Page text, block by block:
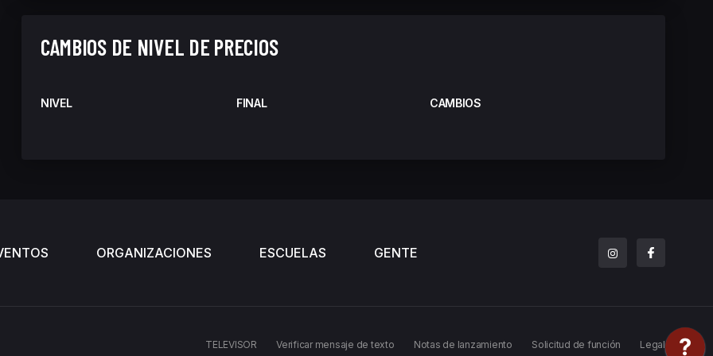
CAMBIOS DE NIVEL DE PRECIOS
NIVEL FINAL CAMBIOS
ORGANIZACIONES ESCUELAS GENTE
TELEVISOR Verificar mensaje de texto Notas de lanzamiento Solicitud de función Legal